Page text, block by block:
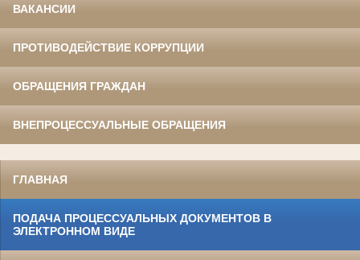
ВАКАНСИИ
ПРОТИВОДЕЙСТВИЕ КОРРУПЦИИ
ОБРАЩЕНИЯ ГРАЖДАН
ВНЕПРОЦЕССУАЛЬНЫЕ ОБРАЩЕНИЯ
ГЛАВНАЯ
ПОДАЧА ПРОЦЕССУАЛЬНЫХ ДОКУМЕНТОВ В
ЭЛЕКТРОННОМ ВИДЕ